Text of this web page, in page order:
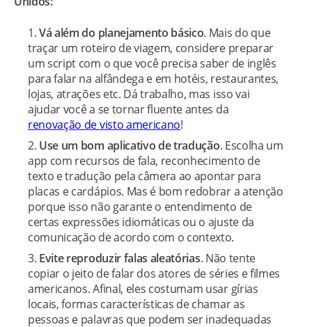
Vá além do planejamento básico. Mais do que
traçar um roteiro de viagem, considere preparar
um script com o que você precisa saber de inglês
para falar na alfândega e em hotéis, restaurantes,
lojas, atrações etc. Dá trabalho, mas isso vai
ajudar você a se tornar fluente antes da
renovação de visto americano!
Use um bom aplicativo de tradução. Escolha um
app com recursos de fala, reconhecimento de
texto e tradução pela câmera ao apontar para
placas e cardápios. Mas é bom redobrar a atenção
porque isso não garante o entendimento de
certas expressões idiomáticas ou o ajuste da
comunicação de acordo com o contexto.
Evite reproduzir falas aleatórias. Não tente
copiar o jeito de falar dos atores de séries e filmes
americanos. Afinal, eles costumam usar gírias
locais, formas características de chamar as
pessoas e palavras que podem ser inadequadas